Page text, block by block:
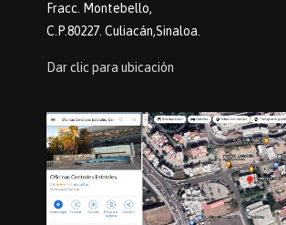
Fracc. Montebello,
C.P.80227. Culiacán,Sinaloa.
Dar clic para ubicación